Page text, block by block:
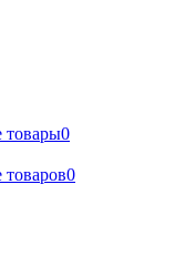
товары0
0